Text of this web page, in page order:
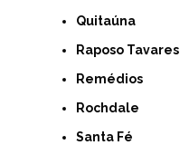
Quitaúna
Raposo Tavares
Remédios
Rochdale
Santa Fé